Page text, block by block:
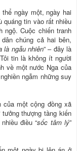
ngày một, ngày hai
quáng tin vào rất nhiều
Cuộc chiến tranh
chúng cả hai bên,
là ngẫu nhiên” – đây là
tin là không ít người
về một nước Nga của
ngẫm những suy
một cộng đồng xã
thượng tầng kiến
điều “sốc tâm lý”